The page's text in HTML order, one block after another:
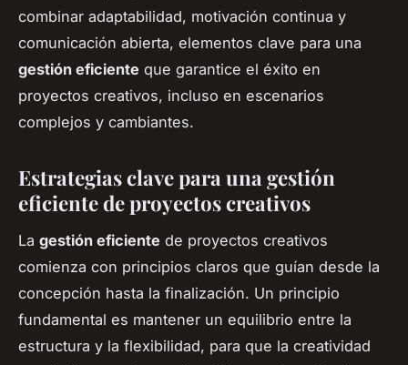
combinar adaptabilidad, motivación continua y
comunicación abierta, elementos clave para una
gestión eficiente que garantice el éxito en
proyectos creativos, incluso en escenarios
complejos y cambiantes.
Estrategias clave para una gestión
eficiente de proyectos creativos
La gestión eficiente de proyectos creativos
comienza con principios claros que guían desde la
concepción hasta la finalización. Un principio
fundamental es mantener un equilibrio entre la
estructura y la flexibilidad, para que la creatividad